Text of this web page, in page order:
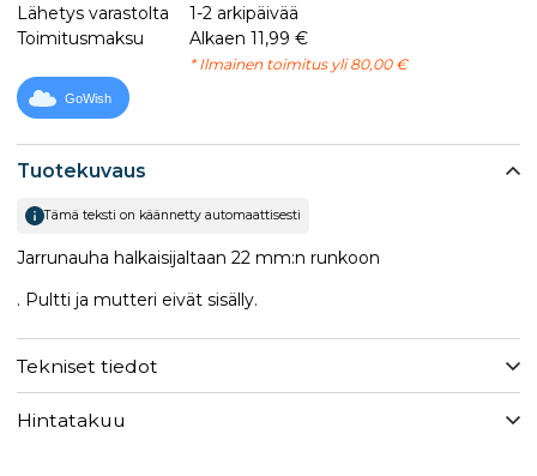
Tuotekuvaus
Tämä teksti on käännetty automaattisesti
Jarrunauha halkaisijaltaan 22 mm:n runkoon
. Pultti ja mutteri eivät sisälly.
Tekniset tiedot
Hintatakuu
Lähetys varastolta
1-2 arkipäivää
Toimitusmaksu
Alkaen 11,99 €
* Ilmainen toimitus yli 80,00 €
GoWish